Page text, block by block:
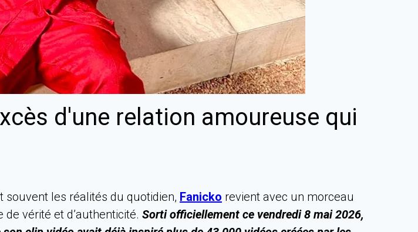
d'une relation amoureuse qui
les réalités du quotidien, Fanicko revient avec un morceau
vérité et d’authenticité. Sorti officiellement ce vendredi 8 mai 2026,